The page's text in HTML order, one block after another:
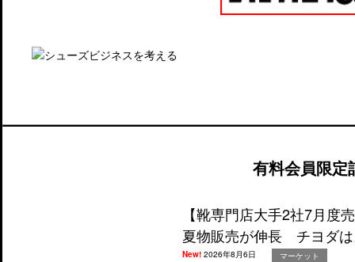
有料会員限定
【靴専門店大手2社7月度
夏物販売が伸長 チヨダ
New!2026年8月6日 マーケット